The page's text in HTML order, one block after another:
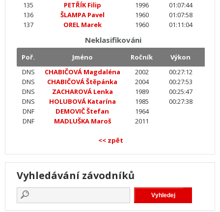
135
PETŘÍK Filip 1996
01:07:44
136
ŠLAMPA Pavel 1960
01:07:58
137
OREL Marek 1960 01:11:04
Neklasifikováni
Poř. Jméno Ročník
Výkon
DNS
CHABIČOVÁ Magdaléna 2002
00:27:12
DNS
CHABIČOVÁ Štěpánka 2004
00:27:53
DNS
ZACHAROVÁ Lenka 1989
00:25:47
DNS
HOLUBOVÁ Katarína 1985
00:27:38
DNF
DEMOVIČ Štefan
1964
DNF
MADLUŠKA Maroš 2011
<< zpět
Vyhledávání závodníků